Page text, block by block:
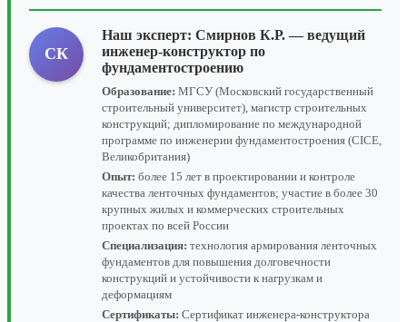
СК
Наш эксперт: Смирнов К.Р. — ведущий
инженер-конструктор по
фундаментостроению
Образование: МГСУ (Московский государственный
строительный университет), магистр строительных
конструкций; дипломирование по международной
программе по инженерии фундаментостроения (CICE,
Великобритания)
Опыт: более 15 лет в проектировании и контроле
качества ленточных фундаментов; участие в более 30
крупных жилых и коммерческих строительных
проектах по всей России
Специализация: технология армирования ленточных
фундаментов для повышения долговечности
конструкций и устойчивости к нагрузкам и
деформациям
Сертификаты: Сертификат инженера-конструктора